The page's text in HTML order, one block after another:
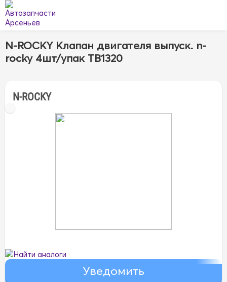
N-ROCKY Клапан двигателя выпуск. n-
rocky 4шт/упак TB1320
N-ROCKY
Найти аналоги